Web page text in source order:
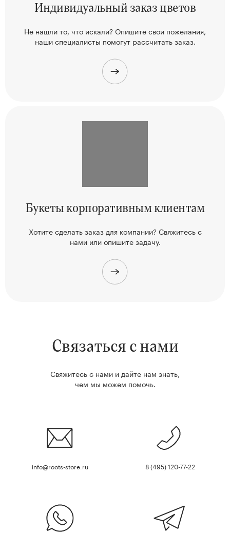
Индивидуальныйзаказ цветов
Не нашли то, что искали? Опишите свои пожелания,
нашиспециалисты помогут рассчитать заказ.
Букеты корпоративным клиентам
Хотите сделать заказ для компании? Свяжитесьс
нами или опишите задачу.
Связаться с нами
Свяжитесь с нами и дайте нам знать,
чем мы можем помочь.
info@roots-store.ru 8 (495) 120-77-22